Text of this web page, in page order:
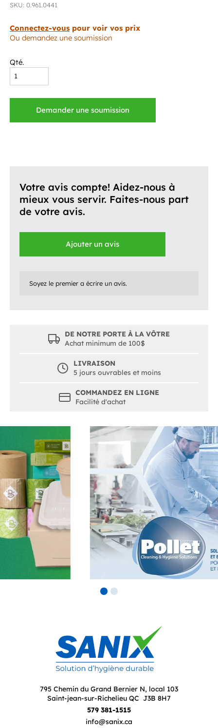
SKU: 0.961.0441
Connectez-vous pour voir vos prix
Ou demandez une soumission
Qté.
Demander une soumission
Votre avis compte! Aidez-nous à
mieux vous servir. Faites-nous part
de votre avis.
Ajouter un avis
Soyez le premier a écrire un avis.
DE NOTRE PORTE À LA VÔTRE
Achat minimum de 100$
LIVRAISON
5 jours ouvrables et moins
COMMANDEZ EN LIGNE
Facilité d'achat
795 Chemin du Grand Bernier N, local 103
Saint-jean-sur-Richelieu QC J3B 8H7
579 381-1515
info@sanix.ca